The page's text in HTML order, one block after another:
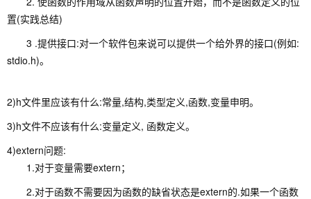
置(实践总结)
3 .提供接口:对一个软件包来说可以提供一个给外界的接口(例如:
stdio.h)。
2)h文件里应该有什么:常量,结构,类型定义,函数,变量申明。
3)h文件不应该有什么:变量定义, 函数定义。
4)extern问题:
1.对于变量需要extern；
2.对于函数不需要因为函数的缺省状态是extern的.如果一个函数